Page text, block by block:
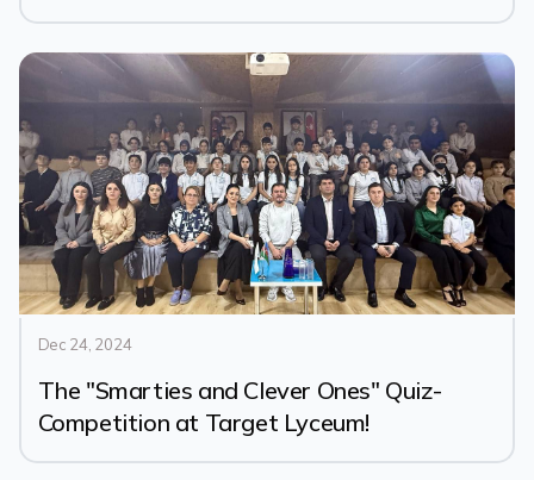
Dec 24, 2024
The "Smarties and Clever Ones" Quiz-
Competition at Target Lyceum!